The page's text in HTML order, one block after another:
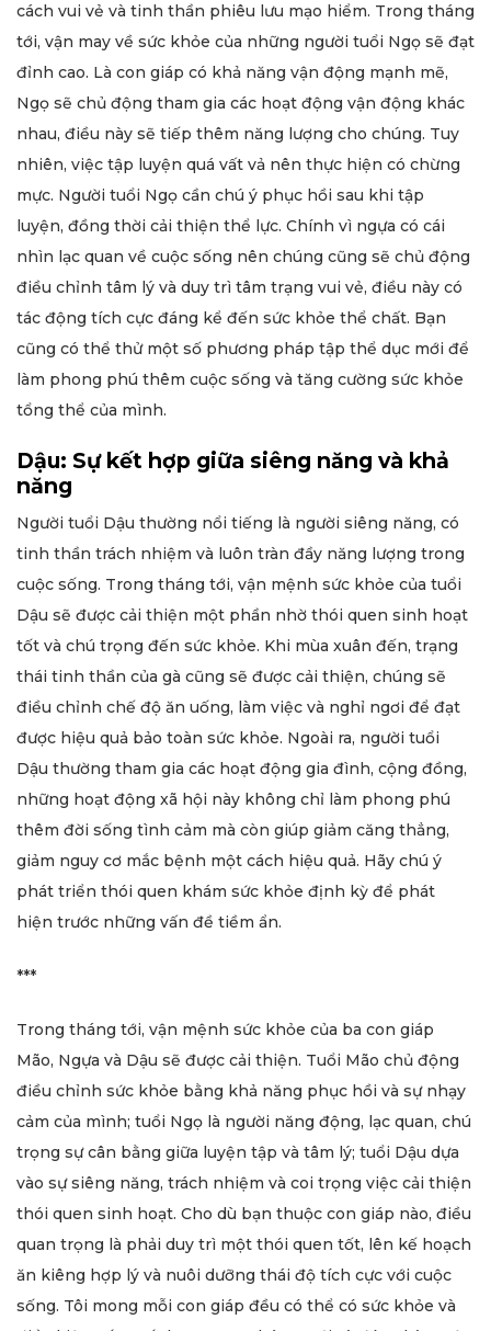
cách vui vẻ và tinh thần phiêu lưu mạo hiểm. Trong tháng
tới, vận may về sức khỏe của những người tuổi Ngọ sẽ đạt
đỉnh cao. Là con giáp có khả năng vận động mạnh mẽ,
Ngọ sẽ chủ động tham gia các hoạt động vận động khác
nhau, điều này sẽ tiếp thêm năng lượng cho chúng. Tuy
nhiên, việc tập luyện quá vất vả nên thực hiện có chừng
mực. Người tuổi Ngọ cần chú ý phục hồi sau khi tập
luyện, đồng thời cải thiện thể lực. Chính vì ngựa có cái
nhìn lạc quan về cuộc sống nên chúng cũng sẽ chủ động
điều chỉnh tâm lý và duy trì tâm trạng vui vẻ, điều này có
tác động tích cực đáng kể đến sức khỏe thể chất. Bạn
cũng có thể thử một số phương pháp tập thể dục mới để
làm phong phú thêm cuộc sống và tăng cường sức khỏe
tổng thể của mình.
Dậu: Sự kết hợp giữa siêng năng và khả
năng
Người tuổi Dậu thường nổi tiếng là người siêng năng, có
tinh thần trách nhiệm và luôn tràn đầy năng lượng trong
cuộc sống. Trong tháng tới, vận mệnh sức khỏe của tuổi
Dậu sẽ được cải thiện một phần nhờ thói quen sinh hoạt
tốt và chú trọng đến sức khỏe. Khi mùa xuân đến, trạng
thái tinh thần của gà cũng sẽ được cải thiện, chúng sẽ
điều chỉnh chế độ ăn uống, làm việc và nghỉ ngơi để đạt
được hiệu quả bảo toàn sức khỏe. Ngoài ra, người tuổi
Dậu thường tham gia các hoạt động gia đình, cộng đồng,
những hoạt động xã hội này không chỉ làm phong phú
thêm đời sống tình cảm mà còn giúp giảm căng thẳng,
giảm nguy cơ mắc bệnh một cách hiệu quả. Hãy chú ý
phát triển thói quen khám sức khỏe định kỳ để phát
hiện trước những vấn đề tiềm ẩn.
***
Trong tháng tới, vận mệnh sức khỏe của ba con giáp
Mão, Ngựa và Dậu sẽ được cải thiện. Tuổi Mão chủ động
điều chỉnh sức khỏe bằng khả năng phục hồi và sự nhạy
cảm của mình; tuổi Ngọ là người năng động, lạc quan, chú
trọng sự cân bằng giữa luyện tập và tâm lý; tuổi Dậu dựa
vào sự siêng năng, trách nhiệm và coi trọng việc cải thiện
thói quen sinh hoạt. Cho dù bạn thuộc con giáp nào, điều
quan trọng là phải duy trì một thói quen tốt, lên kế hoạch
ăn kiêng hợp lý và nuôi dưỡng thái độ tích cực với cuộc
sống. Tôi mong mỗi con giáp đều có thể có sức khỏe và